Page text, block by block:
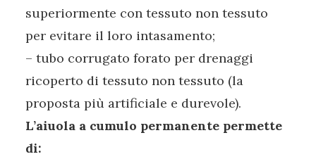
superiormente con tessuto non tessuto
per evitare il loro intasamento;
– tubo corrugato forato per drenaggi
ricoperto di tessuto non tessuto (la
proposta più artificiale e durevole).
L’aiuola a cumulo permanente permette
di: